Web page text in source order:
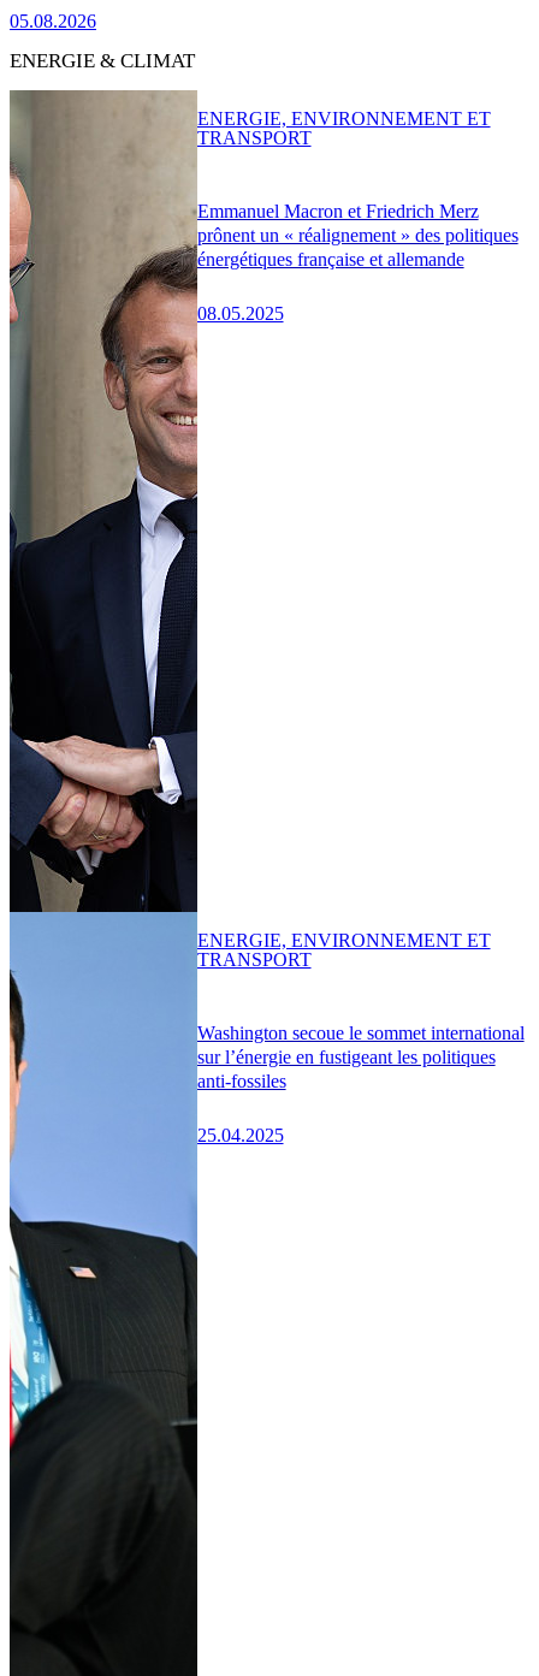
05.08.2026
ENERGIE & CLIMAT
Emmanuel Macron et Friedrich Merz
prônent un « réalignement » des politiques
énergétiques française et allemande
08.05.2025
ENERGIE, ENVIRONNEMENT ET
TRANSPORT
Washington secoue le sommet international
sur l’énergie en fustigeant les politiques
anti-fossiles
25.04.2025
ENERGIE, ENVIRONNEMENT ET
TRANSPORT